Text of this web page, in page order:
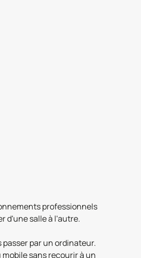
professionnels
d'une salle à l'autre.
par un ordinateur.
sans recourir à un